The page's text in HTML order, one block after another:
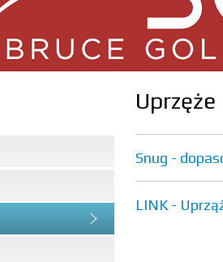
Uprzęże
Snug -
LINK -